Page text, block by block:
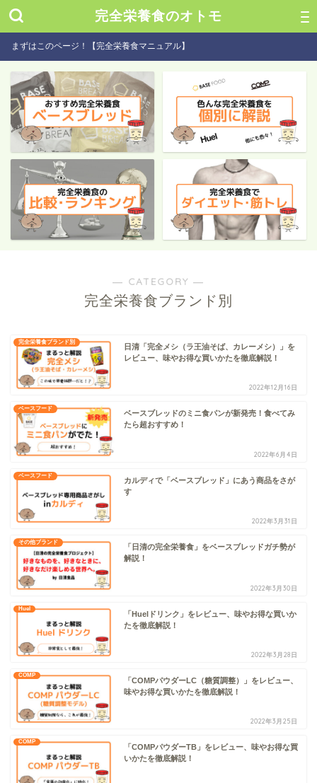
完全栄養食のオトモ
まずはこのページ！【完全栄養食マニュアル】
― CATEGORY ―
完全栄養食ブランド別
完全栄養食ブランド別
日清「完全メシ（ラ王油そば、カレーメシ）」を
レビュー、味やお得な買いかたを徹底解説！
2022年12月16日
ベースフード
ベースブレッドのミニ食パンが新発売！食べてみ
たら超おすすめ！
2022年6月4日
ベースフード
カルディで「ベースブレッド」にあう商品をさが
す
2022年3月31日
その他ブランド
「日清の完全栄養食」をベースブレッドガチ勢が
解説！
2022年3月30日
Huel
「Huelドリンク」をレビュー、味やお得な買いか
たを徹底解説！
2022年3月28日
COMP
「COMPパウダーLC（糖質調整）」をレビュー、
味やお得な買いかたを徹底解説！
2022年3月25日
COMP
「COMPパウダーTB」をレビュー、味やお得な買
いかたを徹底解説！